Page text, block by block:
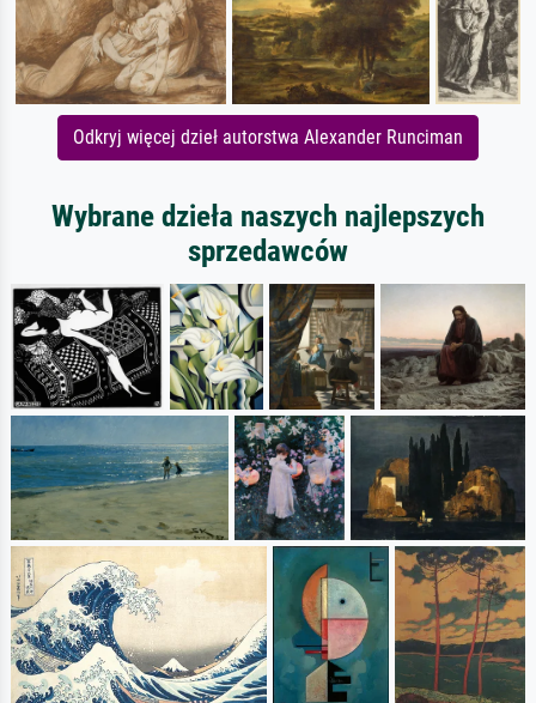
Odkryj więcej dzieł autorstwa Alexander Runciman
Wybrane dzieła naszych najlepszych
sprzedawców